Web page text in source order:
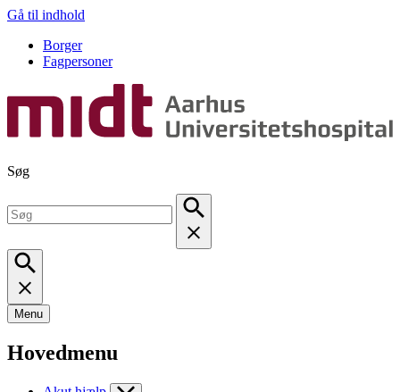
Gå til indhold
Borger
Fagpersoner
Søg
Menu
Hovedmenu